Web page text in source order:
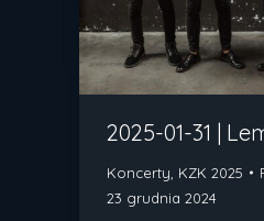
2025-01-31 |
Koncerty KZK 2025
23 grudnia 2024